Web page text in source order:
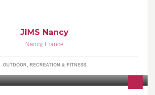
JIMS Nancy
Nancy, France
OUTDOOR, RECREATION & FITNESS